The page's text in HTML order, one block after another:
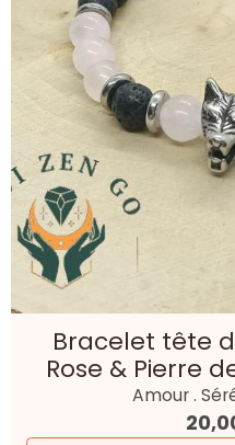
Bracelet tête
Rose & Pierre
Amour .